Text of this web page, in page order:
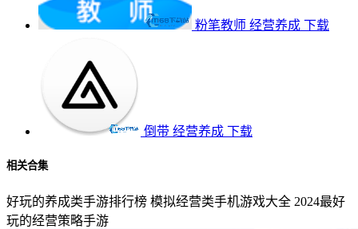
粉笔教师 经营养成 下载
倒带 经营养成 下载
相关合集
好玩的养成类手游排行榜 模拟经营类手机游戏大全 2024最好
玩的经营策略手游